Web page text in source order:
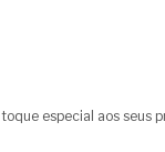
especial aos